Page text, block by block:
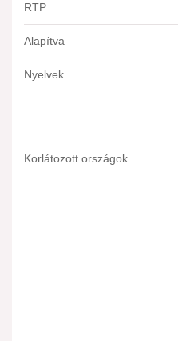
RTP
Alapítva
Nyelvek
Korlátozott országok